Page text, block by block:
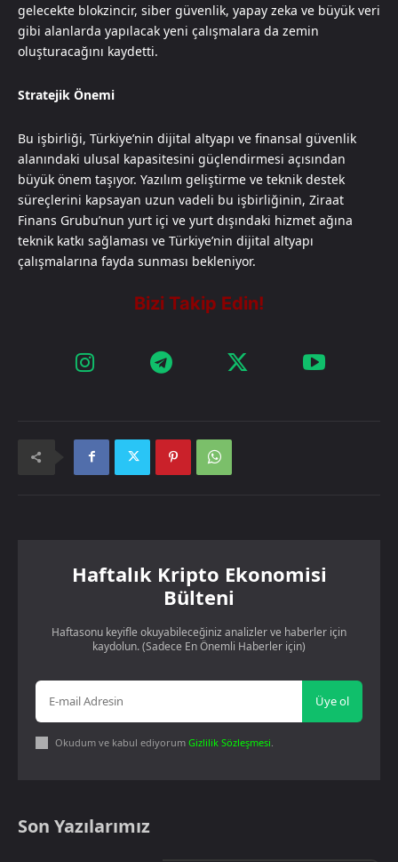
gelecekte blokzincir, siber güvenlik, yapay zeka ve büyük veri
gibi alanlarda yapılacak yeni çalışmalara da zemin
oluşturacağını kaydetti.
Stratejik Önemi
Bu işbirliği, Türkiye’nin dijital altyapı ve finansal güvenlik
alanındaki ulusal kapasitesini güçlendirmesi açısından
büyük önem taşıyor. Yazılım geliştirme ve teknik destek
süreçlerini kapsayan uzun vadeli bu işbirliğinin, Ziraat
Finans Grubu’nun yurt içi ve yurt dışındaki hizmet ağına
teknik katkı sağlaması ve Türkiye’nin dijital altyapı
çalışmalarına fayda sunması bekleniyor.​​​​​​​​​​​​​​​​
Haftalık Kripto Ekonomisi
Bülteni
Haftasonu keyifle okuyabileceğiniz analizler ve haberler için
kaydolun. (Sadece En Önemli Haberler için)
Üye ol
Okudum ve kabul ediyorum Gizlilik Sözleşmesi
Son Yazılarımız